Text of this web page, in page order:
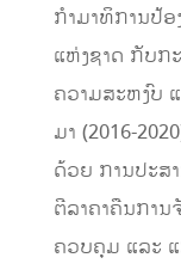
ກຳມາທິການປ້
ແຫ່ງຊາດ ກັບກ
ຄວາມສະຫງົບ
ມາ (2016-
ດ້ວຍ ການປະສ
ຕີລາຄາຄືນກາ
ຄວບຄຸມ ແລະ